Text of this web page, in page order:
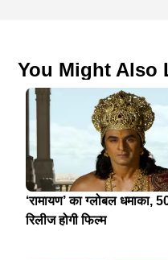
You Might Also
‘रामायण’ का ग्लोबल धमाका,
रिलीज होगी फिल्म